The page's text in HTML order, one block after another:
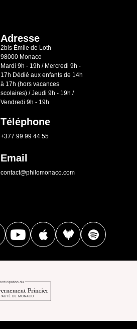
Adresse
2bis Émile de Loth
98000 Monaco
Mardi 9h - 19h / Mercredi 9h -
17h Dédié aux enfants de 14h
à 17h (hors vacances
scolaires) / Jeudi 9h - 19h /
Vendredi 9h - 19h
Téléphone
+377 99 99 44 55
Email
contact@philomonaco.com